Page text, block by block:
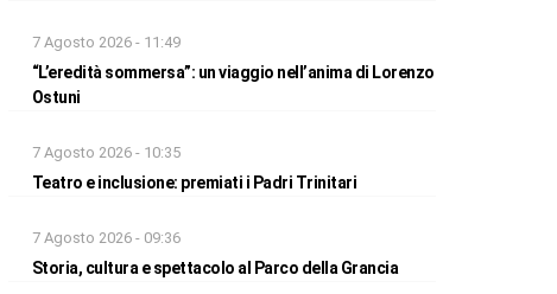
7 Agosto 2026 - 11:49
“L’eredità sommersa”: un viaggio nell’anima di Lorenzo
Ostuni
7 Agosto 2026 - 10:35
Teatro e inclusione: premiati i Padri Trinitari
7 Agosto 2026 - 09:36
Storia, cultura e spettacolo al Parco della Grancia